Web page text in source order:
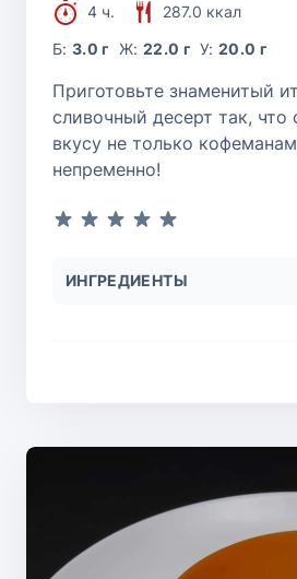
4 ч.
287.0 ккал
Б:3.0 г Ж: 22.0 г У:20.0 г
Приготовьте знаменитый
сливочный десерт так, что
вкусу не только
непременно!
ИНГРЕДИЕНТЫ